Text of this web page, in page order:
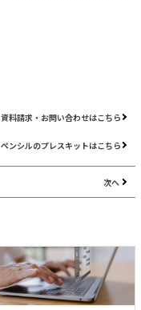
資料請求・お問い合わせはこちら
ペンシルのプレスキットはこちら
次へ